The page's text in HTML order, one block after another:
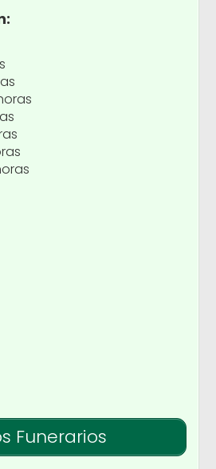
Funerarios